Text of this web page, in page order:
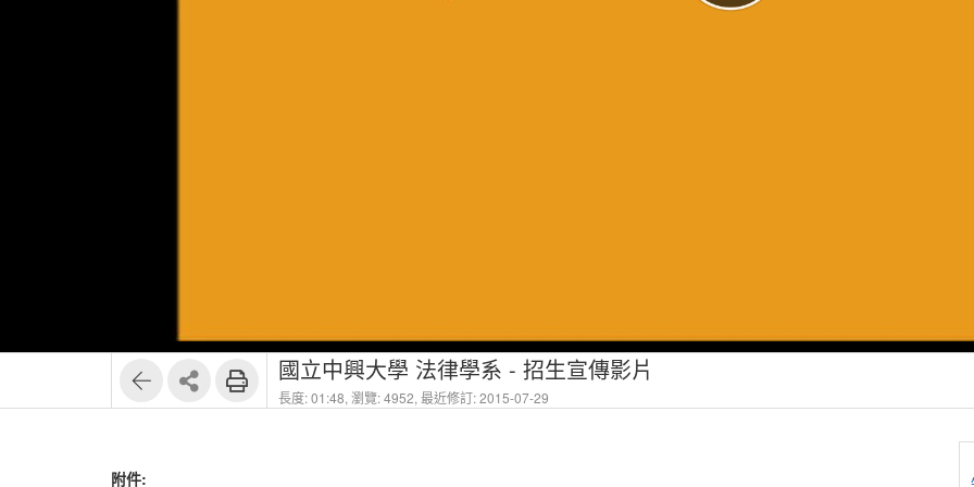
國立中興大學 法律學系 - 招生宣傳影片
長度: 01:48, 瀏覽: 4952, 最近修訂: 2015-07-29
附件: